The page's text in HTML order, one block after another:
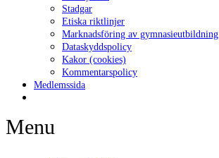
Stadgar
Etiska riktlinjer
Marknadsföring av gymnasieutbildning
Dataskyddspolicy
Kakor (cookies)
Kommentarspolicy
Medlemssida
Menu